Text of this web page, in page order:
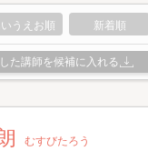
うえお順 新着順
た講師を候補に入れる
むすびたろう